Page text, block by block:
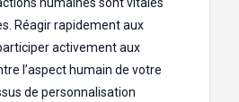
Réagir rapidement aux
activement aux
l’aspect humain de votre
de personnalisation